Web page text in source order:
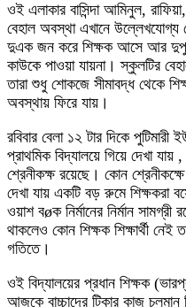
ওই এলাকার বাসিন্দা আমিনুল,
বেহাল অবস্থা এখানে উল্লেখযোগ্য
দুএক জন করে শিক্ষক আসে আর
কাউকে পাওয়া যায়না। স্কুলটির
তারা শুধু শোকজে সীমাবদ্ধ থেকে
অবস্থায় ফিরে যায়।
রবিবার বেলা ১২ টার দিকে পুটিমারী
প্রাথমিক বিদ্যালয়ে গিয়ে দেখা
শ্রেনীকক্ষ রয়েছে। কোন
দেখা যায় একটি বড় রুমে শিক্ষকরা
ওয়াশ বøক নির্মানের নির্মান
থাকলেও কোন শিক্ষক শিক্ষার্থী
গতিতে।
ওই বিদ্যালয়ের প্রধান শিক্ষক
আজকে বাচ্চাদের টিকার কাজ